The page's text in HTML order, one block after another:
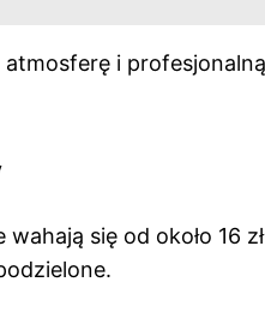
i
się od około 16